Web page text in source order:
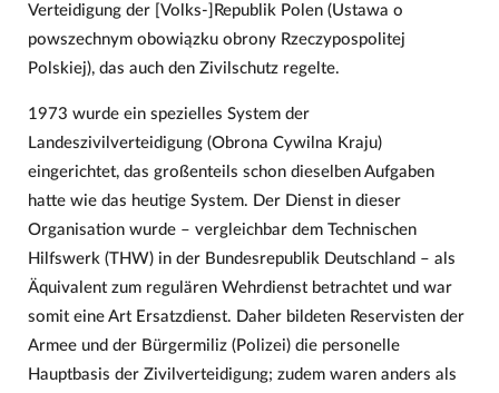
Verteidigung der [Volks-]Republik Polen (Ustawa o
powszechnym obowiązku obrony Rzeczypospolitej
Polskiej), das auch den Zivilschutz regelte.
1973 wurde ein spezielles System der
Landeszivilverteidigung (Obrona Cywilna Kraju)
eingerichtet, das großenteils schon dieselben Aufgaben
hatte wie das heutige System. Der Dienst in dieser
Organisation wurde – vergleichbar dem Technischen
Hilfswerk (THW) in der Bundesrepublik Deutschland – als
Äquivalent zum regulären Wehrdienst betrachtet und war
somit eine Art Ersatzdienst. Daher bildeten Reservisten der
Armee und der Bürgermiliz (Polizei) die personelle
Hauptbasis der Zivilverteidigung; zudem waren anders als